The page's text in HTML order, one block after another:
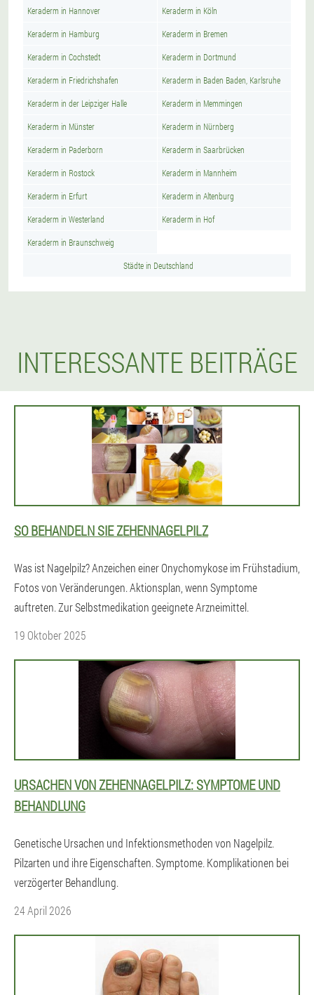
Keraderm in Hannover Keraderm in Köln
Keraderm in Hamburg Keraderm in Bremen
Keraderm in Cochstedt Keraderm in Dortmund
Keraderm in Friedrichshafen Keraderm in Baden Baden, Karlsruhe
Keraderm in der Leipziger Halle Keraderm in Memmingen
Keraderm in Münster Keraderm in Nürnberg
Keraderm in Paderborn Keraderm in Saarbrücken
Keraderm in Rostock Keraderm in Mannheim
Keraderm in Erfurt Keraderm in Altenburg
Keraderm in Westerland Keraderm in Hof
Keraderm in Braunschweig
Städte in Deutschland
INTERESSANTE BEITRÄGE
SO BEHANDELN SIE ZEHENNAGELPILZ
Was ist Nagelpilz? Anzeichen einer Onychomykose im Frühstadium,
Fotos von Veränderungen. Aktionsplan, wenn Symptome
auftreten. Zur Selbstmedikation geeignete Arzneimittel.
19 Oktober 2025
URSACHEN VON ZEHENNAGELPILZ: SYMPTOME UND
BEHANDLUNG
Genetische Ursachen und Infektionsmethoden von Nagelpilz.
Pilzarten und ihre Eigenschaften. Symptome. Komplikationen bei
verzögerter Behandlung.
24 April 2026